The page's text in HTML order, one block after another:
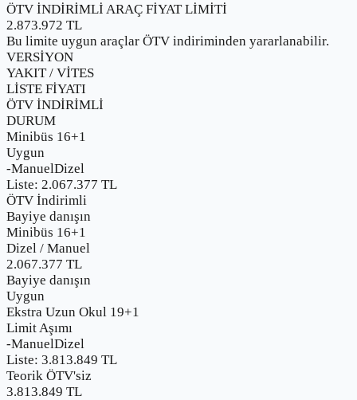
ÖTV İNDİRİMLİ ARAÇ FİYAT LİMİTİ
2.873.972 TL
Bu limite uygun araçlar ÖTV indiriminden yararlanabilir.
VERSİYON
YAKIT / VİTES
LİSTE FİYATI
ÖTV İNDİRİMLİ
DURUM
Minibüs 16+1
Uygun
-ManuelDizel
Liste: 2.067.377 TL
ÖTV İndirimli
Bayiye danışın
Minibüs 16+1
Dizel / Manuel
2.067.377 TL
Bayiye danışın
Uygun
Ekstra Uzun Okul 19+1
Limit Aşımı
-ManuelDizel
Liste: 3.813.849 TL
Teorik ÖTV'siz
3.813.849 TL